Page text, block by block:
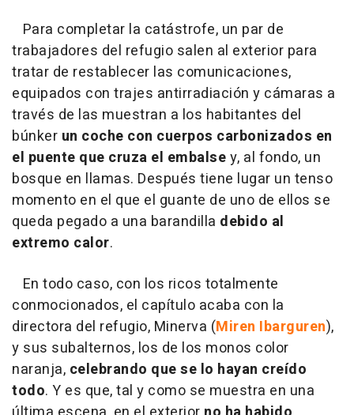
Para completar la catástrofe, un par de
trabajadores del refugio salen al exterior para
tratar de restablecer las comunicaciones,
equipados con trajes antirradiación y cámaras a
través de las muestran a los habitantes del
búnker un coche con cuerpos carbonizados en
el puente que cruza el embalsey, al fondo, un
bosque en llamas. Después tiene lugar un tenso
momento en el que el guante de uno de ellos se
queda pegado a una barandilla debido al
extremo calor.
En todo caso, con los ricos totalmente
conmocionados, el capítulo acaba con la
directora del refugio, Minerva (Miren Ibarguren),
y sus subalternos, los de los monos color
naranja, celebrando que se lo hayan creído
todo. Y es que, tal y como se muestra en una